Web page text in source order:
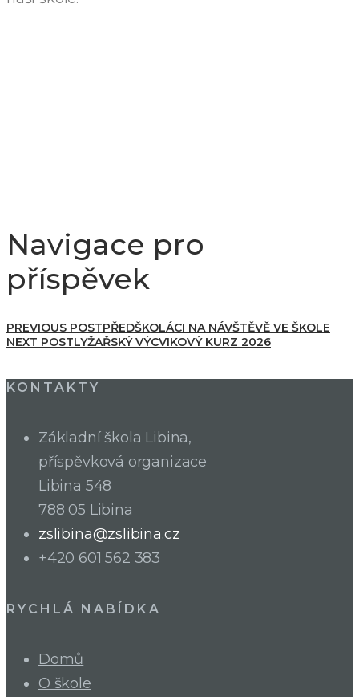
Navigace pro
příspěvek
PREVIOUS POSTPŘEDŠKOLÁCI NA NÁVŠTĚVĚ VE ŠKOLE
NEXT POSTLYŽAŘSKÝ VÝCVIKOVÝ KURZ 2026
KONTAKTY
Základní škola Libina,
příspěvková organizace
Libina 548
788 05 Libina
zslibina@zslibina.cz
+420 601 562 383
RYCHLÁ NABÍDKA
Domů
O škole